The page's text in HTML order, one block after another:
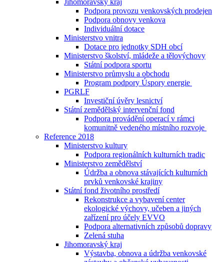
Jihomoravský kraj
Podpora provozu venkovských prodejen
Podpora obnovy venkova
Individuální dotace
Ministerstvo vnitra
Dotace pro jednotky SDH obcí
Ministerstvo školství, mládeže a tělovýchovy
Státní podpora sportu
Ministerstvo průmyslu a obchodu
Program podpory Úspory energie
PGRLF
Investiční úvěry lesnictví
Státní zemědělský intervenční fond
Podpora provádění operací v rámci
komunitně vedeného místního rozvoje
Reference 2018
Ministerstvo kultury
Podpora regionálních kulturních tradic
Ministerstvo zemědělství
Údržba a obnova stávajících kulturních
prvků venkovské krajiny
Státní fond životního prostředí
Rekonstrukce a vybavení center
ekologické výchovy, učeben a jiných
zařízení pro účely EVVO
Podpora alternativních způsobů dopravy
Zelená stuha
Jihomoravský kraj
Výstavba, obnova a údržba venkovské